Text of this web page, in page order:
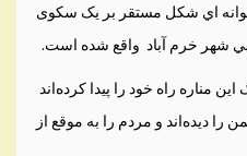
اي شكل مستقر بر یک سکوی
شهر خرم آباد واقع شده است.
مناره راه خود را پیدا کرده‌اند
را دیده‌اند و مردم را به موقع از